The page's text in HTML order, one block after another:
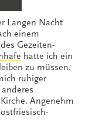
Langen Nacht
einem
Gezeiten-
hatte ich ein
zu müssen.
ruhiger
Angenehm